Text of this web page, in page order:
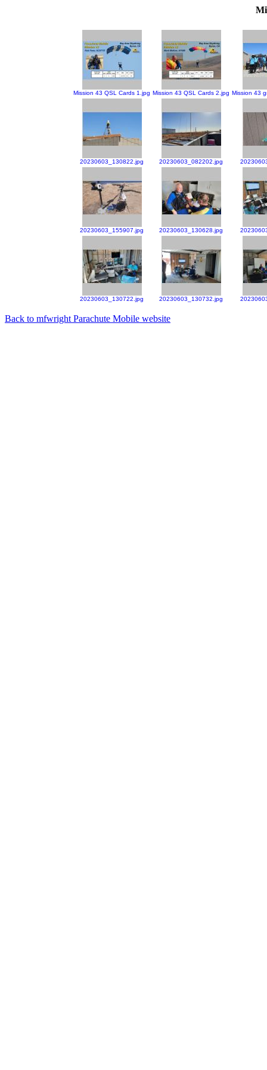
Mission 43 QSL Cards 1.jpg Mission 43 QSL Cards 2.jpg Mission 43
20230603_130822.jpg 20230603_082202.jpg
20230603_155907.jpg 20230603_130628.jpg
20230603_130722.jpg 20230603_130732.jpg
Back to mfwright Parachute Mobile website